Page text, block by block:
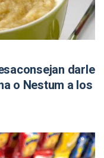
darle
o Nestum a los